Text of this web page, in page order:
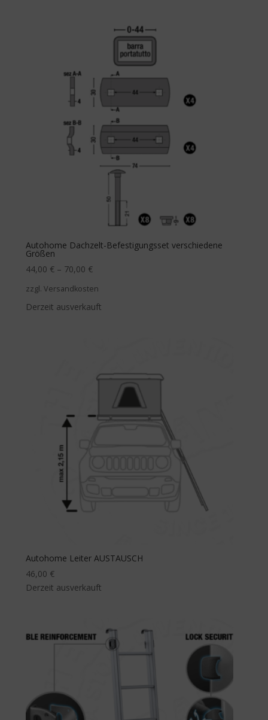
Autohome Dachzelt-Befestigungsset verschiedene
Größen
44,00 € – 70,00 €
zzgl. Versandkosten
Derzeit ausverkauft
Autohome Leiter AUSTAUSCH
46,00 €
Derzeit ausverkauft